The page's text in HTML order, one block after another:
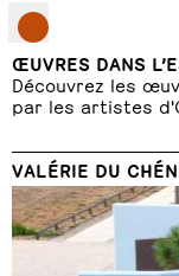
ŒUVRES DANS
Découvrez les
par les artistes
VALÉRIE DU